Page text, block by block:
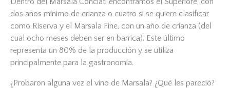
dos años mínimo de crianza o cuatro si se quiere clasificar
como Riserva y el Marsala Fine, con un año de crianza (del
cual ocho meses deben ser en barrica). Este último
representa un 80% de la producción y se utiliza
principalmente para la gastronomía.
¿Probaron alguna vez el vino de Marsala? ¿Qué les pareció?